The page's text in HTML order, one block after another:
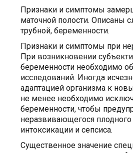
Признаки и симптомы
маточной полости. Описаны
трубной, беременности.
Признаки и симптомы при
При возникновении
беременности необходимо
исследований. Иногда
адаптацией организма к
не менее необходимо
беременности, чтобы
неразвивающегося
интоксикации и сепсиса.
Существенное значение